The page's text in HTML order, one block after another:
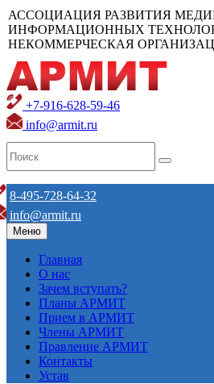
АССОЦИАЦИЯ РАЗВИТИЯ
ИНФОРМАЦИОННЫХ
НЕКОММЕРЧЕСКАЯ
+7-916-628-59-46
info@armit.ru
8-495-728-64-32
info@armit.ru
Меню
Главная
О нас
Зачем вступать?
Планы АРМИТ
Прием в АРМИТ
Члены АРМИТ
Правление АРМИТ
Контакты
Устав